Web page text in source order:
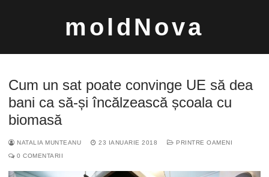
moldNova
după:
Cum un sat poate convinge UE să dea
bani ca să-și încălzească școala cu
biomasă
NATALIA MUNTEANU 23 IANUARIE 2018
PRINTRE OAMENI
0 COMENTARII